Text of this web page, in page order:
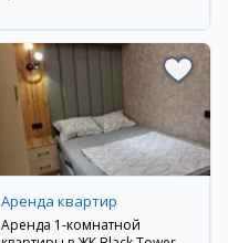
Аренда квартир
Аренда 1-комнатной